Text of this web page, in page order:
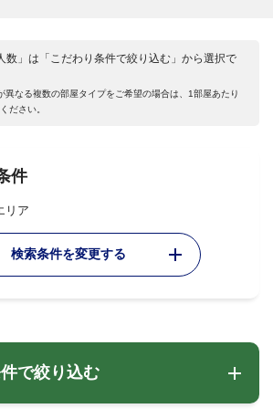
数」は「こだわり条件で絞り込む」から選択で
なる複数の部屋タイプをご希望の場合は、1部屋あたり
ださい。
件
リア
検索条件を変更する
で絞り込む